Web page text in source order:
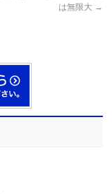
は無限大 →